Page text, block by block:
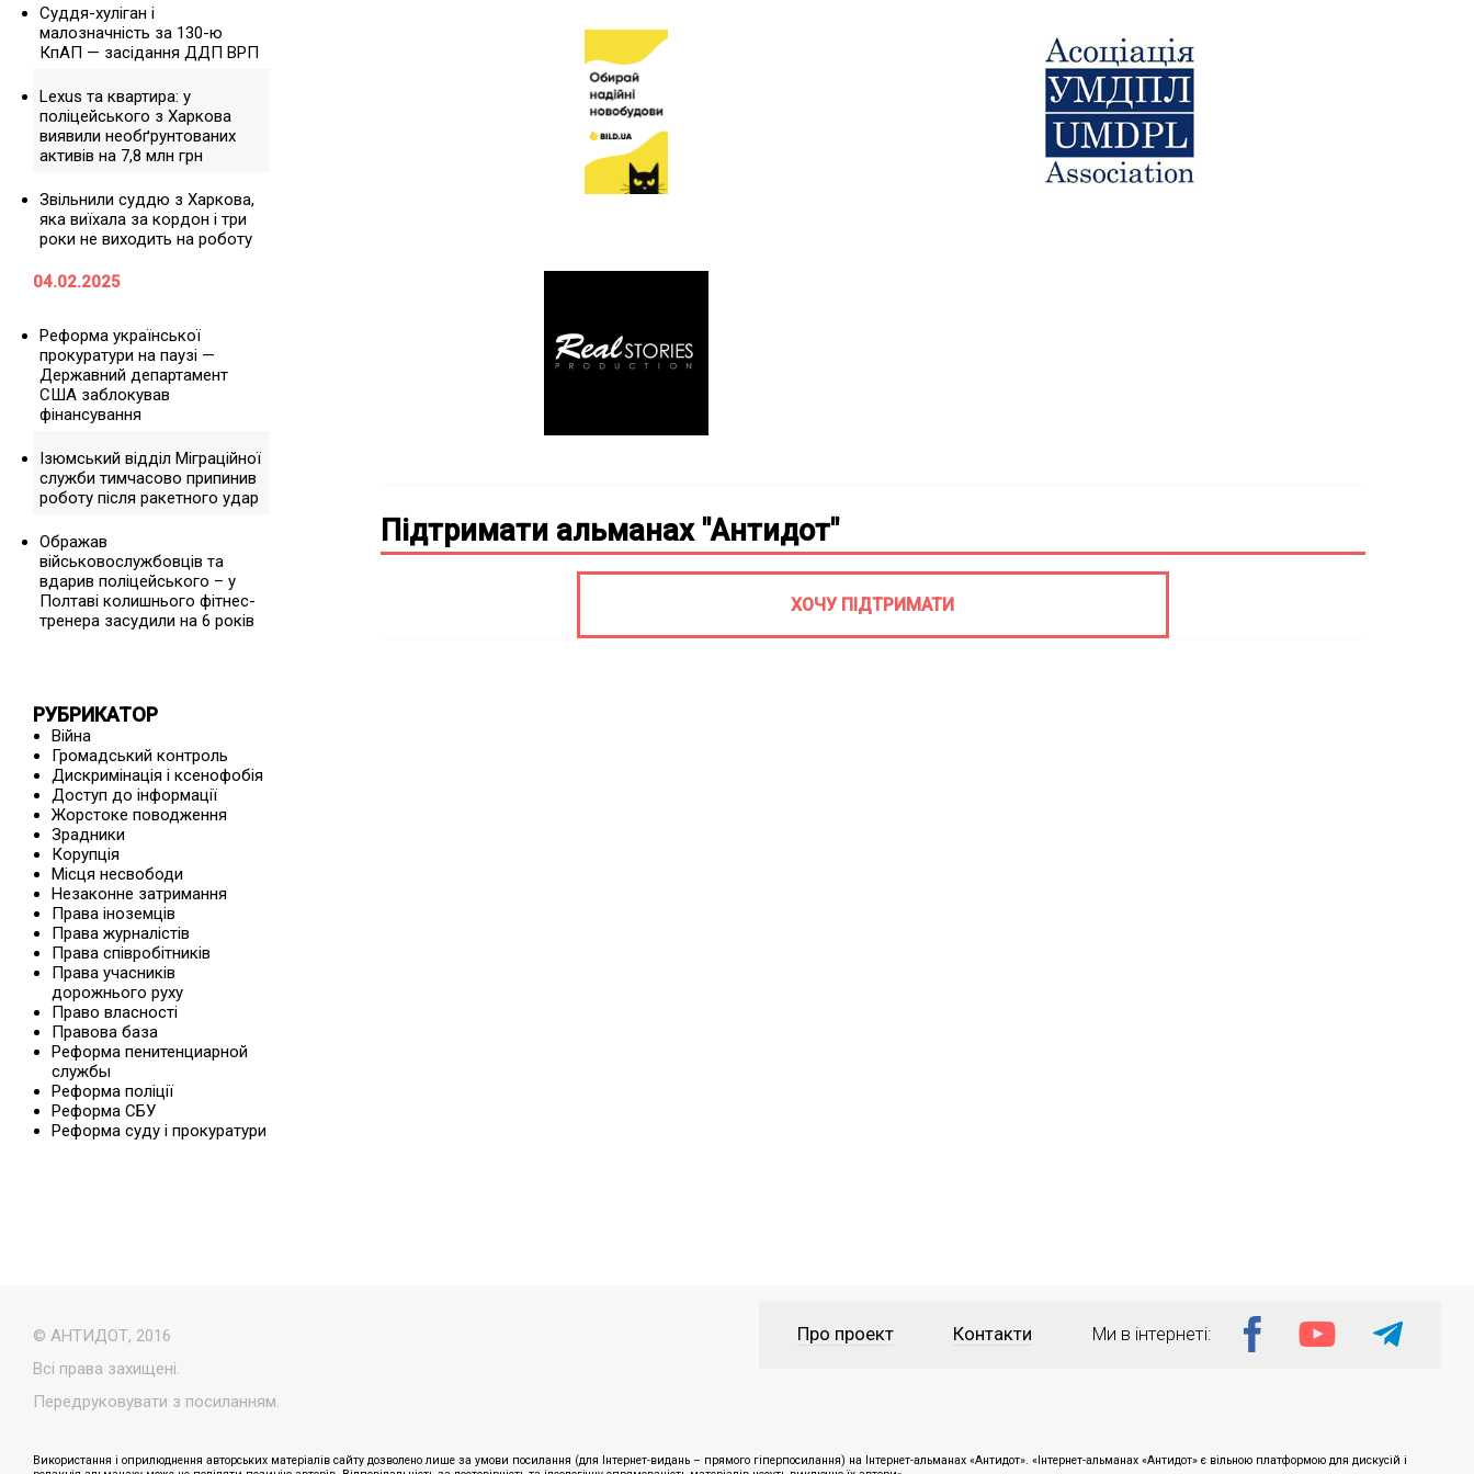
Суддя-хуліган і
малозначність за 130-ю
КпАП — засідання ДДП ВРП
Lexus та квартира: у
поліцейського з Харкова
виявили необґрунтованих
активів на 7,8 млн грн
Звільнили суддю з Харкова,
яка виїхала за кордон і три
роки не виходить на роботу
04.02.2025
Реформа української
прокуратури на паузі —
Державний департамент
США заблокував
фінансування
Ізюмський відділ Міграційної
служби тимчасово припинив
роботу після ракетного удар
Ображав
військовослужбовців та
вдарив поліцейського – у
Полтаві колишнього фітнес-
тренера засудили на 6 років
РУБРИКАТОР
Війна
Громадський контроль
Дискримінація і ксенофобія
Доступ до інформації
Жорстоке поводження
Зрадники
Корупція
Місця несвободи
Незаконне затримання
Права іноземців
Права журналістів
Права співробітників
Права учасників
дорожнього руху
Право власності
Правова база
Реформа пенитенциарной
службы
Реформа поліції
Реформа СБУ
Реформа суду і прокуратури
Підтримати альманах "Антидот"
ХОЧУ ПІДТРИМАТИ
© АНТИДОТ, 2016
Всі права захищені.
Передруковувати з посиланням.
Про проект Контакти Ми в інтернеті:
Використання і оприлюднення авторських матеріалів сайту дозволено лише за умови посилання (для Інтернет-видань – прямого гіперпосилання) на Інтернет-альманах «Антидот». «Інтернет-альманах «Антидот» є вільною платформою для дискусій і